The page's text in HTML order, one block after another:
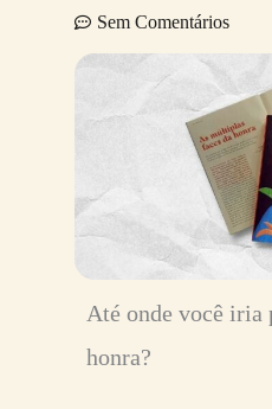
Sem Comentários
Até onde você iria
honra?